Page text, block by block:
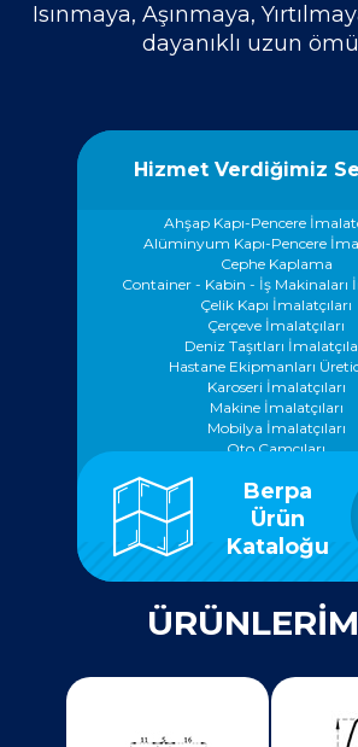
Isınmaya, Aşınmaya,
dayanıklı uzun
Hizmet Verdiğimiz
Ahşap Kapı-Pencere
Alüminyum Kapı-Pencere
Cephe Kaplama
Container - Kabin - İş Makinaları
Çelik Kapı İmalatçıları
Çerçeve İmalatçıları
Deniz Taşıtları
Hastane Ekipmanları
Karoseri İmalatçıları
Makine İmalatçıları
Mobilya İmalatçıları
Oto Camcıları
Oto Tamir Bakım
Oto Yedek Parçacıları
Pano İmalatçıları
Prefabrik Yapı
Vagon Sanayi
Berpa
Ürün
Kataloğu